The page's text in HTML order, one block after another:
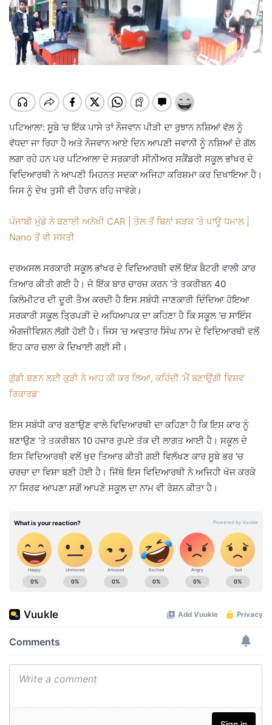
ਪਟਿਆਲਾ: ਸੂਬੇ ‘ਚ ਇੱਕ ਪਾਸੇ ਤਾਂ ਨੌਜਵਾਨ ਪੀੜੀ ਦਾ ਰੁਝਾਨ ਨਸ਼ਿਆਂ ਵੱਲ ਨੂੰ
ਵੱਧਦਾ ਜਾ ਰਿਹਾ ਹੈ ਅਤੇ ਨੌਜਵਾਨ ਆਏ ਦਿਨ ਆਪਣੀ ਜਵਾਨੀ ਨੂੰ ਨਸ਼ਿਆਂ ਦੇ ਗੱਲ
ਲਗਾ ਰਹੇ ਹਨ ਪਰ ਪਟਿਆਲਾ ਦੇ ਸਰਕਾਰੀ ਸੀਨੀਅਰ ਸਕੈਂਡਰੀ ਸਕੂਲ ਭਾਂਖਰ ਦੇ
ਵਿਦਿਆਰਥੀ ਨੇ ਆਪਣੀ ਮਿਹਨਤ ਸਦਕਾ ਅਜਿਹਾ ਕਰਿਸ਼ਮਾ ਕਰ ਦਿਖਾਇਆ ਹੈ।
ਜਿਸ ਨੂੰ ਦੇਖ ਤੁਸੀ ਵੀ ਹੈਰਾਨ ਰਹਿ ਜਾਵੋਗੇ।
ਪੰਜਾਬੀ ਮੁੰਡੇ ਨੇ ਬਣਾਈ ਅਨੋਖੀ CAR | ਤੇਲ ਤੋਂ ਬਿਨਾਂ ਸੜਕ ‘ਤੇ ਪਾਊ ਧਮਾਲ |
Nano ਤੋਂ ਵੀ ਸਸਤੀ
ਦਰਅਸਲ ਸਰਕਾਰੀ ਸਕੂਲ ਭਾਂਖਰ ਦੇ ਵਿਦਿਆਰਥੀ ਵਲੋਂ ਇੱਕ ਬੈਟਰੀ ਵਾਲੀ ਕਾਰ
ਤਿਆਰ ਕੀਤੀ ਗਈ ਹੈ। ਜੋ ਇੱਕ ਬਾਰ ਚਾਰਜ਼ ਕਰਨ ‘ਤੇ ਤਕਰੀਬਨ 40
ਕਿਲੋਮੀਟਰ ਦੀ ਦੂਰੀ ਤੈਅ ਕਰਦੀ ਹੈ ਇਸ ਸਬੰਧੀ ਜਾਣਕਾਰੀ ਦਿੰਦਿਆ ਹੋਇਆ
ਸਰਕਾਰੀ ਸਕੂਲ ਤ੍ਰਿਪੜੀ ਦੇ ਅਧਿਆਪਕ ਦਾ ਕਹਿਣਾ ਹੈ ਕਿ ਸਕੂਲ ‘ਚ ਸਾਇੰਸ
ਐਗਜੀਵਿਸ਼ਨ ਲੱਗੀ ਹੋਈ ਹੈ। ਜਿਸ ‘ਚ ਅਵਤਾਰ ਸਿੰਘ ਨਾਮ ਦੇ ਵਿਦਿਆਰਥੀ ਵਲੋਂ
ਇਹ ਕਾਰ ਚਲਾ ਕੇ ਦਿਖਾਈ ਗਈ ਸੀ।
ਗੁੱਡੀ ਬਣਨ ਲਈ ਕੁੜੀ ਨੇ ਆਹ ਕੀ ਕਰ ਲਿਆ, ਕਹਿੰਦੀ ‘ਮੈਂ ਬਣਾਉਂਗੀ ਵਿਸ਼ਵ
ਰਿਕਾਰਡ’
ਇਸ ਸਬੰਧੀ ਕਾਰ ਬਣਾਉਣ ਵਾਲੇ ਵਿਦਿਆਰਥੀ ਦਾ ਕਹਿਣਾ ਹੈ ਕਿ ਇਸ ਕਾਰ ਨੂੰ
ਬਣਾਉਣ ‘ਤੇ ਤਕਰੀਬਨ 10 ਹਜ਼ਾਰ ਰੁਪਏ ਤੱਕ ਦੀ ਲਾਗਤ ਆਈ ਹੈ। ਸਕੂਲ ਦੇ
ਇਸ ਵਿਦਿਆਰਥੀ ਵਲੋਂ ਖੁਦ ਤਿਆਰ ਕੀਤੀ ਗਈ ਵਿਲੱਖਣ ਕਾਰ ਸੂਬੇ ਭਰ ‘ਚ
ਚਰਚਾ ਦਾ ਵਿਸ਼ਾ ਬਣੀ ਹੋਈ ਹੈ। ਜਿੱਥੇ ਇਸ ਵਿਦਿਆਰਥੀ ਨੇ ਅਜਿਹੀ ਖੋਜ ਕਰਕੇ
ਨਾ ਸਿਰਫ ਆਪਣਾ ਸਗੋਂ ਆਪਣੇ ਸਕੂਲ ਦਾ ਨਾਮ ਵੀ ਰੋਸ਼ਨ ਕੀਤਾ ਹੈ।